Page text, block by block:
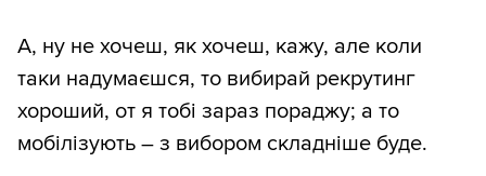
А, ну не хочеш, як хочеш, кажу, але коли
таки надумаєшся, то вибирай рекрутинг
хороший, от я тобі зараз пораджу; а то
мобілізують – з вибором складніше буде.